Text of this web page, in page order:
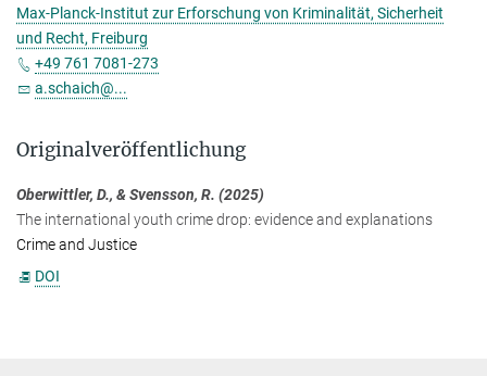
Max-Planck-Institut zur Erforschung von Kriminalität, Sicherheit
und Recht, Freiburg
+49 761 7081-273
a.schaich@...
Originalveröffentlichung
Oberwittler, D., & Svensson, R. (2025)
The international youth crime drop: evidence and explanations
Crime and Justice
DOI